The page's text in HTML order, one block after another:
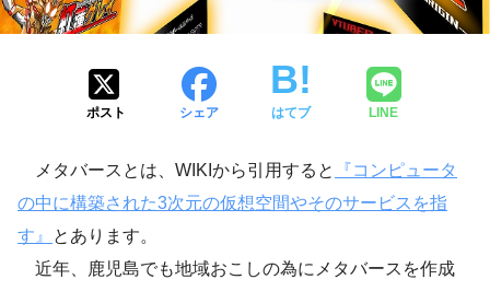
ポスト シェア はてブ LINE
メタバースとは、WIKIから引用すると
『コンピュータ
の中に構築された3次元の仮想空間やそのサービスを指
す』
とあります。
近年、鹿児島でも地域おこしの為にメタバースを作成